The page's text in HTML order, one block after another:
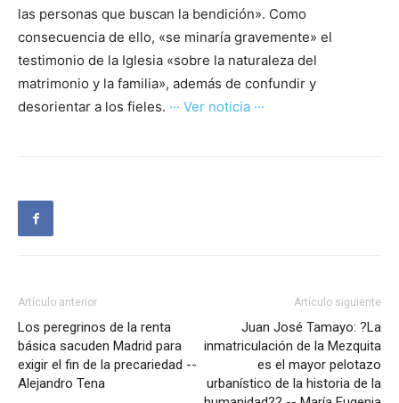
las personas que buscan la bendición». Como
consecuencia de ello, «se minaría gravemente» el
testimonio de la Iglesia «sobre la naturaleza del
matrimonio y la familia», además de confundir y
desorientar a los fieles. ··· Ver noticia ···
Artículo anterior
Los peregrinos de la renta
básica sacuden Madrid para
exigir el fin de la precariedad --
Alejandro Tena
Artículo siguiente
Juan José Tamayo: ?La
inmatriculación de la Mezquita
es el mayor pelotazo
urbanístico de la historia de la